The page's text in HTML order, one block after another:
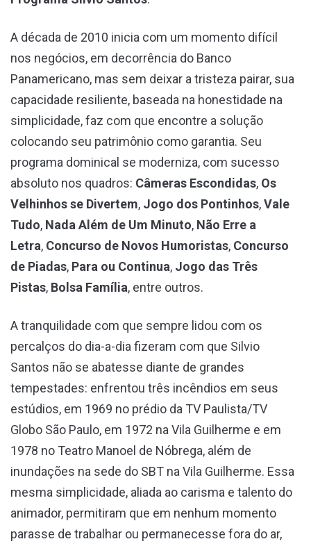
A década de 2010 inicia com um momento difícil
nos negócios, em decorrência do Banco
Panamericano, mas sem deixar a tristeza pairar, sua
capacidade resiliente, baseada na honestidade na
simplicidade, faz com que encontre a solução
colocando seu patrimônio como garantia. Seu
programa dominical se moderniza, com sucesso
absoluto nos quadros: Câmeras Escondidas, Os
Velhinhos se Divertem, Jogo dos Pontinhos,Vale
Tudo, Nada Além de Um Minuto, Não Erre a
Letra, Concurso de Novos Humoristas, Concurso
de Piadas, Para ou Continua, Jogo das Três
Pistas, Bolsa Família, entre outros.
A tranquilidade com que sempre lidou com os
percalços do dia-a-dia fizeram com que Silvio
Santos não se abatesse diante de grandes
tempestades: enfrentou três incêndios em seus
estúdios, em 1969 no prédio da TV Paulista/TV
Globo São Paulo, em 1972 na Vila Guilherme e em
1978 no Teatro Manoel de Nóbrega, além de
inundações na sede do SBT na Vila Guilherme. Essa
mesma simplicidade, aliada ao carisma e talento do
animador, permitiram que em nenhum momento
parasse de trabalhar ou permanecesse fora do ar,